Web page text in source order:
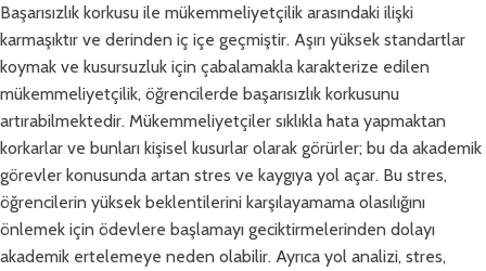
Başarısızlık korkusu ile mükemmeliyetçilik arasındaki ilişki
karmaşıktır ve derinden iç içe geçmiştir. Aşırı yüksek standartlar
koymak ve kusursuzluk için çabalamakla karakterize edilen
mükemmeliyetçilik, öğrencilerde başarısızlık korkusunu
artırabilmektedir. Mükemmeliyetçiler sıklıkla hata yapmaktan
korkarlar ve bunları kişisel kusurlar olarak görürler; bu da akademik
görevler konusunda artan stres ve kaygıya yol açar. Bu stres,
öğrencilerin yüksek beklentilerini karşılayamama olasılığını
önlemek için ödevlere başlamayı geciktirmelerinden dolayı
akademik ertelemeye neden olabilir. Ayrıca yol analizi, stres,